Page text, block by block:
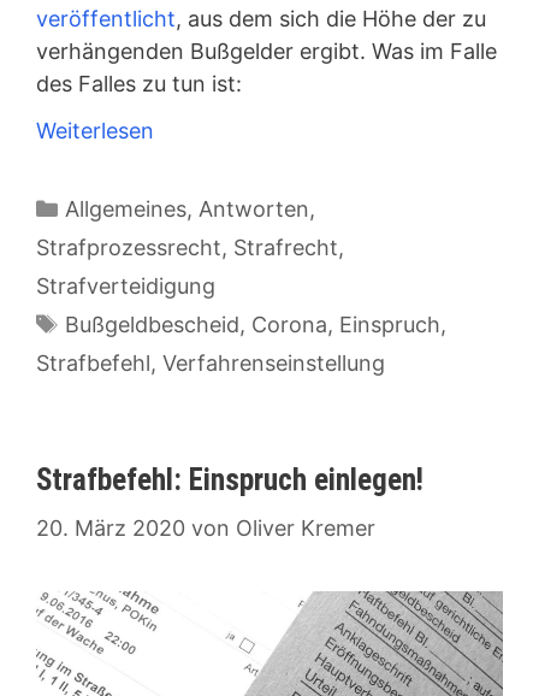
veröffentlicht, aus dem sich die Höhe der zu
verhängenden Bußgelder ergibt. Was im Falle
des Falles zu tun ist:
Weiterlesen
Kategorien
Allgemeines, Antworten,
Strafprozessrecht, Strafrecht,
Strafverteidigung
Schlagwörter
Bußgeldbescheid, Corona, Einspruch,
Strafbefehl, Verfahrenseinstellung
Strafbefehl: Einspruch einlegen!
20. März 2020 von Oliver Kremer